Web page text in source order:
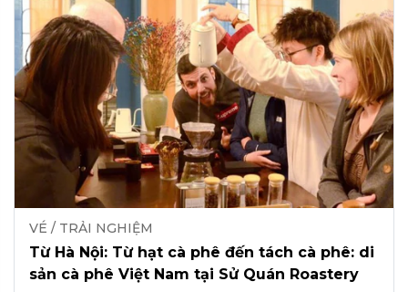
VÉ / TRẢI NGHIỆM
Từ Hà Nội: Từ hạt cà phê đến tách cà phê: di
sản cà phê Việt Nam tại Sử Quán Roastery